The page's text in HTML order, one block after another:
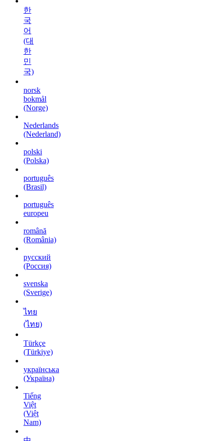
한
국
어
(대
한
민
국)
norsk
bokmål
(Norge)
Nederlands
(Nederland)
polski
(Polska)
português
(Brasil)
português
europeu
română
(România)
русский
(Россия)
svenska
(Sverige)
ไทย
(ไทย)
Türkçe
(Türkiye)
українська
(Україна)
Tiếng
Việt
(Việt
Nam)